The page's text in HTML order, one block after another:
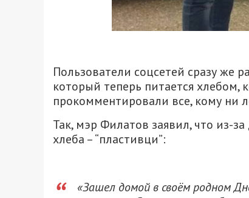
Пользователи соцсетей сразу же
который теперь питается
прокомментировали все, кому ни
Так, мэр Филатов заявил, что из-
хлеба – “пластивци”:
«Зашел домой в своём родном